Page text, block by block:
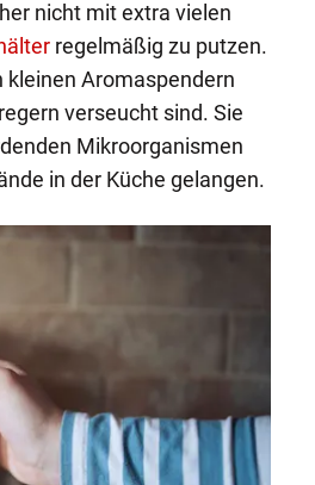
nicht mit extra vielen
regelmäßig zu putzen.
kleinen Aromaspendern
verseucht sind. Sie
Mikroorganismen
in der Küche gelangen.